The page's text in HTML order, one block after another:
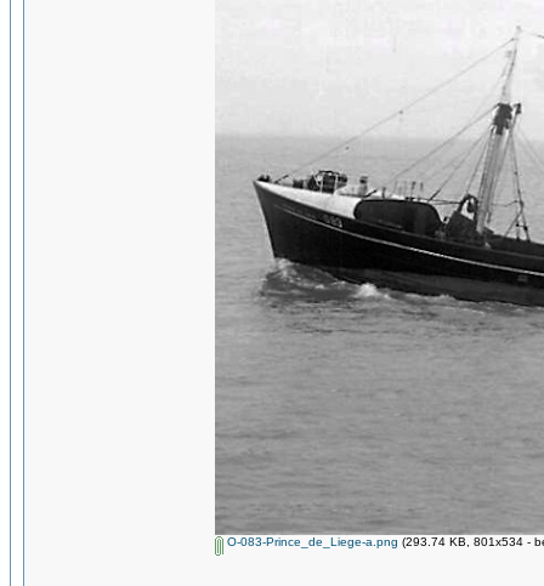
O-083-Prince_de_Liege-a.png (293.74 KB, 801x534 -